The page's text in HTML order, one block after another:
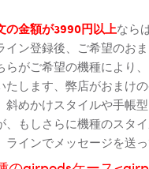
の金額が3990円以上なら
イン登録後、ご希望のお
らがご希望の機種により
たします、弊店がおまけ
斜めかけスタイルや手帳
、もしさらに機種のスタ
ラインでメッセージを送